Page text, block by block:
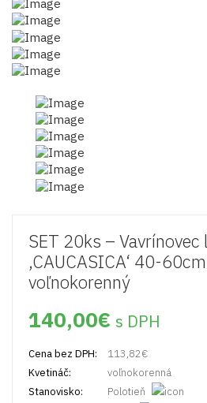
SET 20ks –
‚CAUCASICA‘ 40-
voľnokorenný
140,00€ s DPH
Cena bez DPH: 113,82€
Kvetináč:
voľnokorenná
Stanovisko:
Polotieň